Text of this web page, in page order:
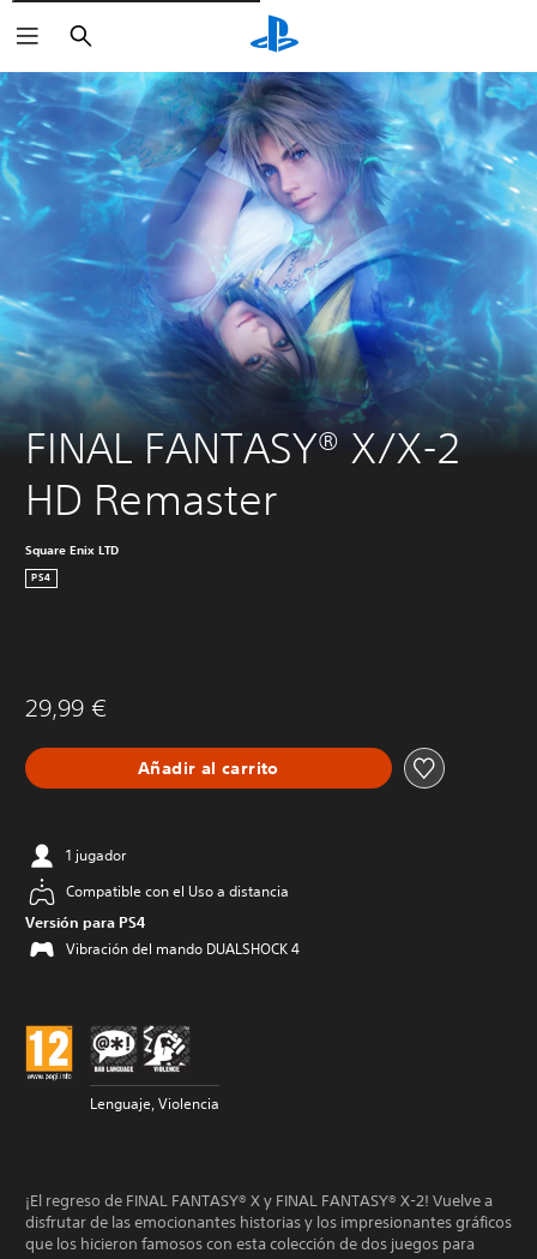
Buscar
FINAL FANTASY® X/X-2
HD Remaster
Square Enix LTD
PS4
29,99 €
Añadir al carrito
1 jugador
Compatible con el Uso a distancia
Versión para PS4
Vibración del mando DUALSHOCK 4
Lenguaje, Violencia
¡El regreso de FINAL FANTASY® X y FINAL FANTASY® X-2! Vuelve a
disfrutar de las emocionantes historias y los impresionantes gráficos
que los hicieron famosos con esta colección de dos juegos para